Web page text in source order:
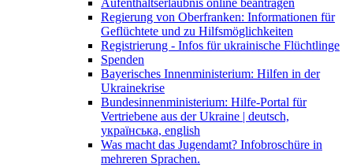
Aufenthaltserlaubnis online beantragen
Regierung von Oberfranken: Informationen für
Geflüchtete und zu Hilfsmöglichkeiten
Registrierung - Infos für ukrainische Flüchtlinge
Spenden
Bayerisches Innenministerium: Hilfen in der
Ukrainekrise
Bundesinnenministerium: Hilfe-Portal für
Vertriebene aus der Ukraine | deutsch,
українська, english
Was macht das Jugendamt? Infobroschüre in
mehreren Sprachen.